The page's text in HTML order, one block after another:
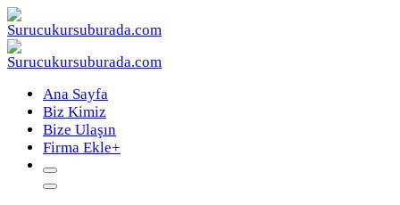
Ana Sayfa
Biz Kimiz
Bize Ulaşın
Firma Ekle+